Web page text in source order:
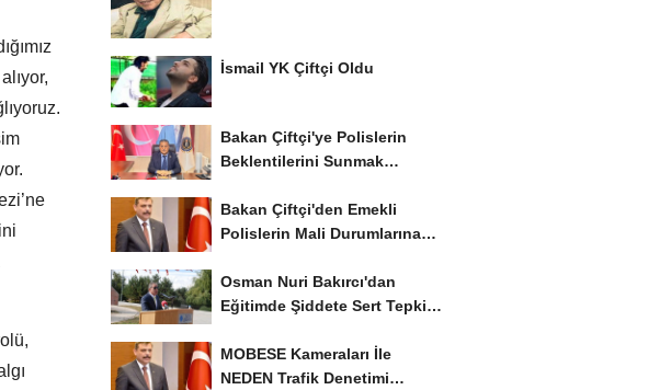
İsmail YK Çiftçi Oldu
Bakan Çiftçi'ye Polislerin
Beklentilerini Sunmak
Bakan Çiftçi'den Emekli
Polislerin Mali Durumlarına
Osman Nuri Bakırcı'dan
Eğitimde Şiddete Sert Tepki:
MOBESE Kameraları İle
NEDEN Trafik Denetimi